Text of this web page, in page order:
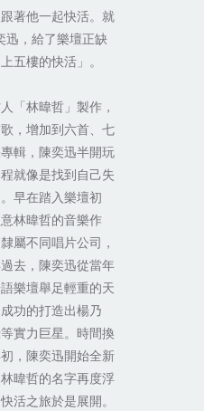
著他一起快活。就
，給了樂壇正缺
五樓的快活」。
「林暐哲」製作，
，增加到六首、七
輯，陳奕迅半開玩
就像是找到自己失
早在踏入樂壇初
林暐哲的音樂作
屬不同唱片公司，
去，陳奕迅從當年
樂壇舉足輕重的天
功的打造出楊乃
實力巨星。時間換
，陳奕迅開始全新
暐哲的名字再度浮
活之旅於是展開。